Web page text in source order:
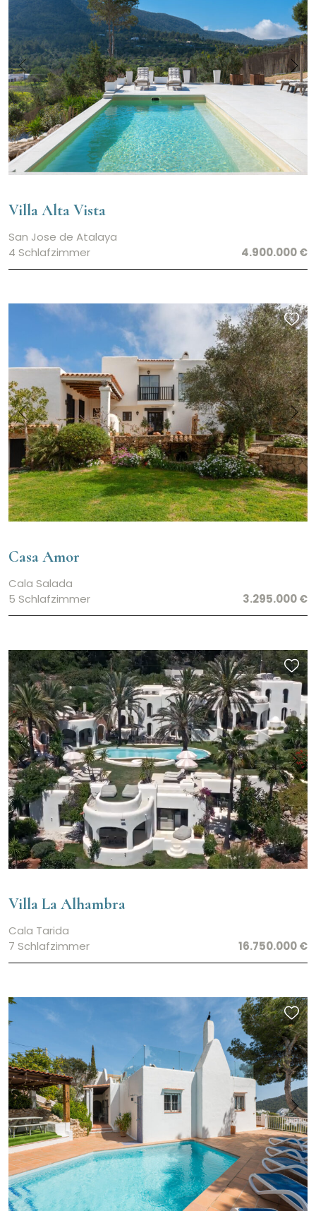
Villa Alta Vista
San Jose de Atalaya
4 Schlafzimmer
4.900.000 €
Casa Amor
Cala Salada
5 Schlafzimmer
3.295.000 €
Villa La Alhambra
Cala Tarida
7 Schlafzimmer
16.750.000 €